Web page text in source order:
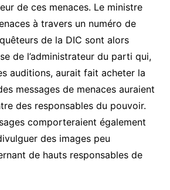
de ces menaces. Le ministre
à travers un numéro de
de la DIC sont alors
de l’administrateur du parti qui,
auditions, aurait fait acheter la
messages de menaces auraient
des responsables du pouvoir.
comporteraient également
des images peu
de hauts responsables de